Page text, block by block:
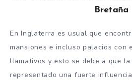
Bretaña
En Inglaterra es usual que
mansiones e incluso palacios con
llamativos y esto se debe a que la
representado una fuerte